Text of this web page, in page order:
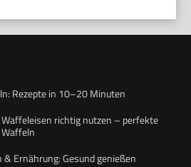
Rezepte in 10–20 Minuten
Waffeleisen richtig nutzen – perfekte
Waffeln
Ernährung: Gesund genießen